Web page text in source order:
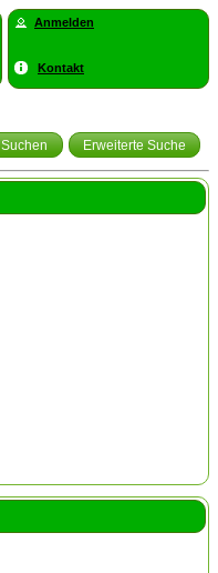
Anmelden
Kontakt
Suchen Erweiterte Suche